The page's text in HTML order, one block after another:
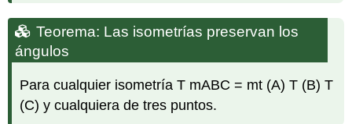
triángulo
Teorema:
La
preserva
los
ángulos
Teorema: Las isometrías preservan los
ángulos
Para cualquier isometría T mABC = mt (A) T (B) T
(C) y cualquiera de tres puntos.